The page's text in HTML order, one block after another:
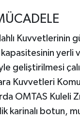
Kuvvetlerinin
yerli
geliştirilmesi
Kuvvetleri
OMTAS Kuleli
karinalı botun,